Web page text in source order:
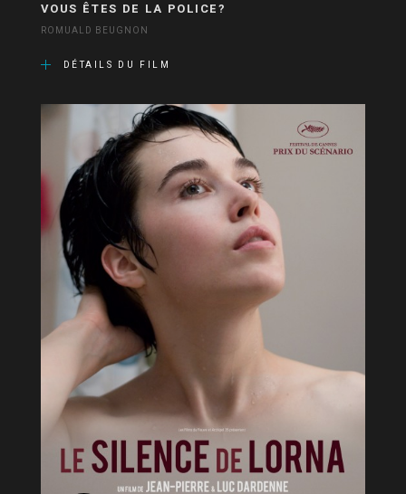
VOUS ÊTES DE LA POLICE?
ROMUALD BEUGNON
DÉTAILS DU FILM